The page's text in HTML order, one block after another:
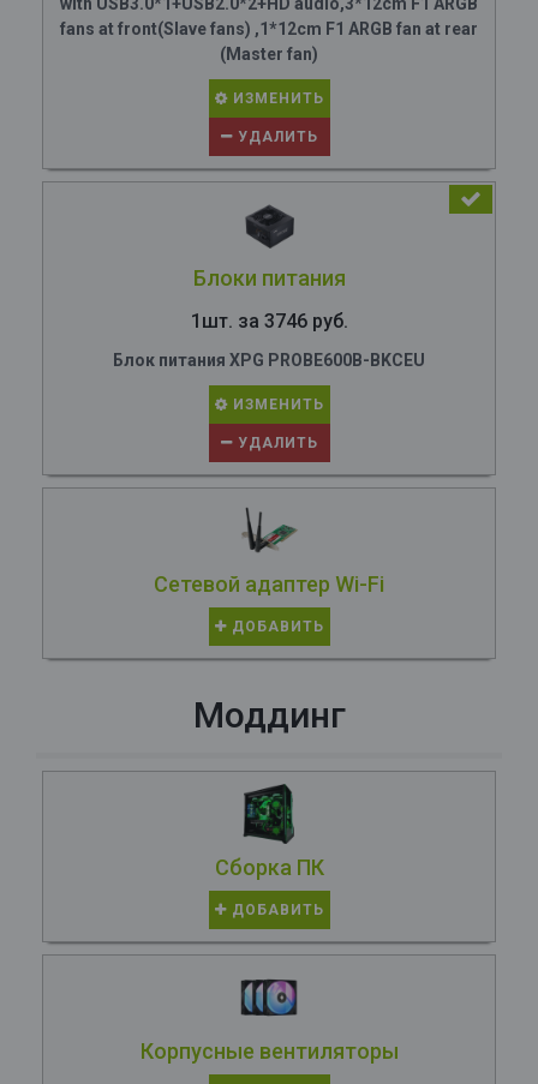
fans at front(Slave fans) ,1*12cm F1 ARGB fan at rear
(Master fan)
ИЗМЕНИТЬ
УДАЛИТЬ
Блоки питания
1шт. за 3746 руб.
Блок питания XPG PROBE600B-BKCEU
ИЗМЕНИТЬ
УДАЛИТЬ
Сетевой адаптер Wi-Fi
ДОБАВИТЬ
Моддинг
Сборка ПК
ДОБАВИТЬ
Корпусные вентиляторы